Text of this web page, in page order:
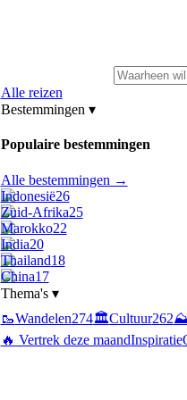
Alle reizen
Bestemmingen ▾
Populaire bestemmingen
Alle bestemmingen →
Indonesië26
Zuid-Afrika25
Marokko22
India20
Thailand18
China17
Thema's ▾
🥾Wandelen274🏛️Cultuur262
🔥 Vertrek deze maandInspiratie